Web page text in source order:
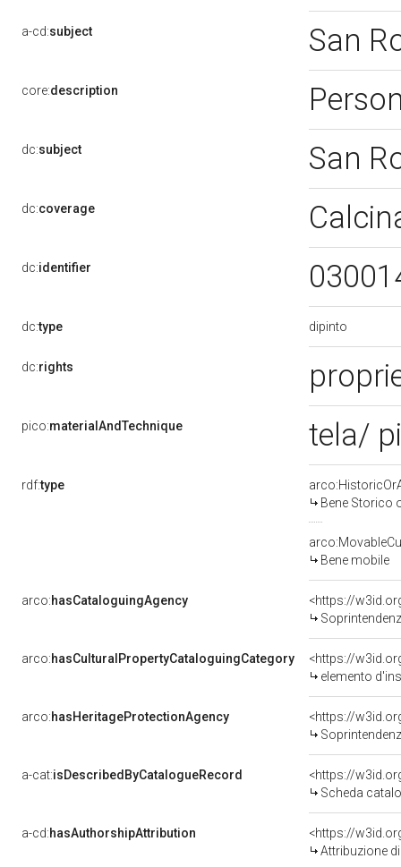
a-cd:subject San
core:description
dc:subject San
dc:coverage
dc:identifier
dc:type dipinto
dc:rights
pico:materialAndTechnique tela/
rdf:type
Bene Storico
Bene mobile
arco:hasCataloguingAgency
<https://
arco:hasCulturalPropertyCataloguingCategory
<https://
elemento
arco:hasHeritageProtectionAgency
<https://
a-cat:isDescribedByCatalogueRecord
<https://
Scheda
a-cd:hasAuthorshipAttribution
Attribuzione